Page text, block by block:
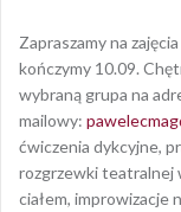
Zapraszamy na
kończymy 10.09.
wybraną grupa na
mailowy:
ćwiczenia dykcyjne,
rozgrzewki teatralnej
ciałem, improwizacje